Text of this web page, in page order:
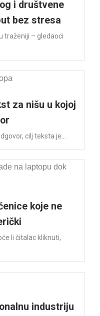
i društvene
bez stresa
traženiji – gledaoci
za nišu u kojoj
cilj teksta je...
koje ne
li čitalac kliknuti,
industriju